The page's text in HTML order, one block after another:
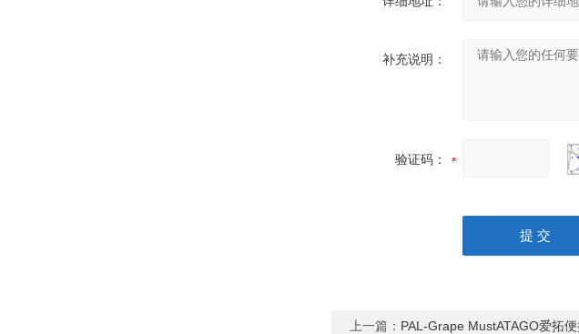
补充说明：
验证码：
上一篇： PAL-Grape MustATAGO爱拓